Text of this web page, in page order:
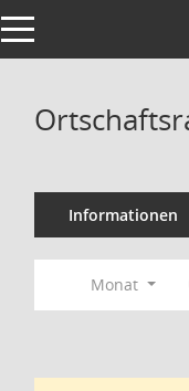
Toggle navigation
Informationen
Monat